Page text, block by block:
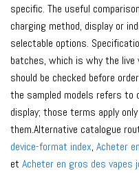
specific. The useful
charging method, display or
selectable options.
batches, which is why the
should be checked before
the sampled models refers to
display; those terms apply
them.Alternative catalogue
device-format index, Acheter
et Acheter en gros des vapes